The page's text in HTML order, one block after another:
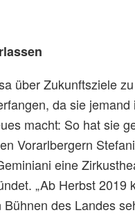
über Zukunftsziele
da sie jemand
macht: So hat sie
Vorarlbergern
eine
„Ab Herbst 2019
des Landes